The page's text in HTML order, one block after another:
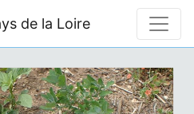
de la Loire